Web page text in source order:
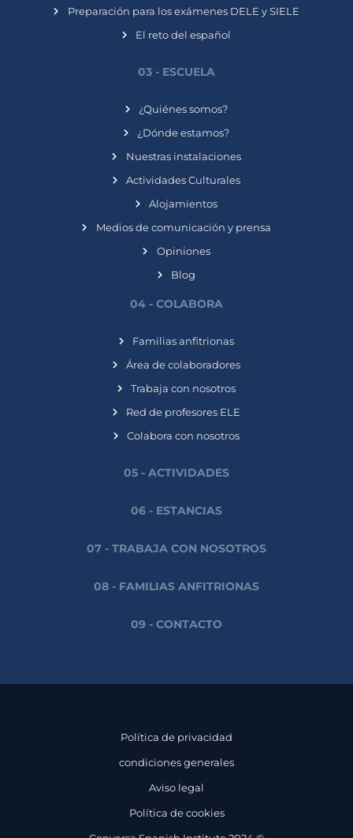
Preparación para los exámenes DELE y SIELE
El reto del español
03 - ESCUELA
¿Quiénes somos?
¿Dónde estamos?
Nuestras instalaciones
Actividades Culturales
Alojamientos
Medios de comunicación y prensa
Opiniones
Blog
04 - COLABORA
Familias anfitrionas
Área de colaboradores
Trabaja con nosotros
Red de profesores ELE
Colabora con nosotros
05 - ACTIVIDADES
06 - ESTANCIAS
07 - TRABAJA CON NOSOTROS
08 - FAMILIAS ANFITRIONAS
09 - CONTACTO
Política de privacidad
condiciones generales
Aviso legal
Política de cookies